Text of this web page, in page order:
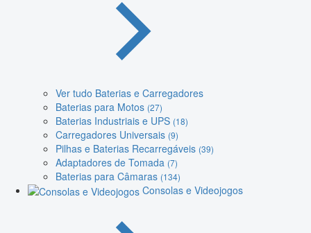
Ver tudo Baterias e Carregadores
Baterias para Motos (27)
Baterias Industriais e UPS (18)
Carregadores Universais (9)
Pilhas e Baterias Recarregáveis (39)
Adaptadores de Tomada (7)
Baterias para Câmaras (134)
Consolas e Videojogos